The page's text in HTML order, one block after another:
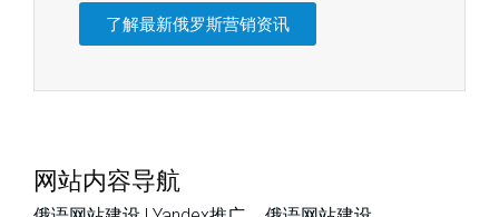
了解最新俄罗斯营销资讯
网站内容导航